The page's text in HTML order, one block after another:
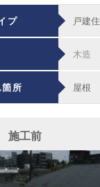
プ 戸建
木造
所 屋根
施工前